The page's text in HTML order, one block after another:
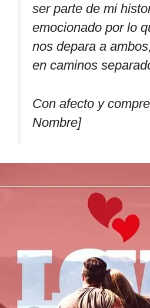
ser parte de mi
emocionado por lo
nos depara a
en caminos
Con afecto y
Nombre]